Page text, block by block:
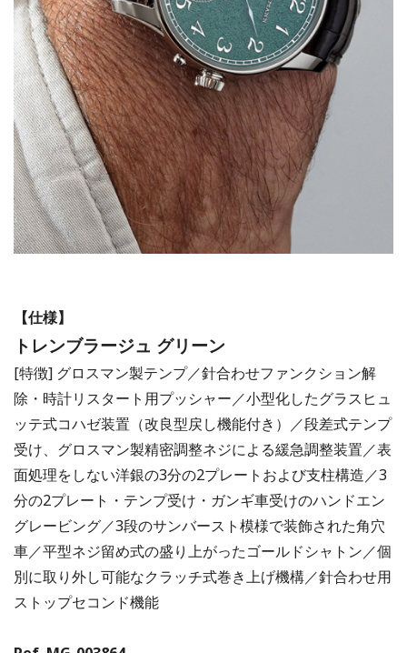
【仕様】
トレンブラージュ グリーン
[特徴] グロスマン製テンプ／針合わせファンクション解
除・時計リスタート用プッシャー／小型化したグラスヒュ
ッテ式コハゼ装置（改良型戻し機能付き）／段差式テンプ
受け、グロスマン製精密調整ネジによる緩急調整装置／表
面処理をしない洋銀の3分の2プレートおよび支柱構造／3
分の2プレート・テンプ受け・ガンギ車受けのハンドエン
グレービング／3段のサンバースト模様で装飾された角穴
車／平型ネジ留め式の盛り上がったゴールドシャトン／個
別に取り外し可能なクラッチ式巻き上げ機構／針合わせ用
ストップセコンド機能